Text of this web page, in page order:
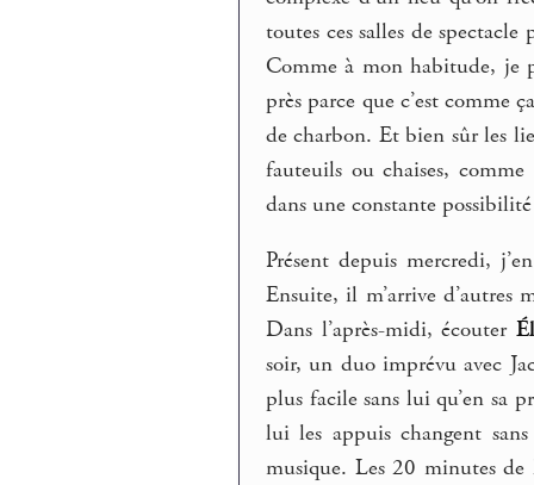
toutes ces salles de
Comme à mon habitude, je
près parce que c’est comme
de charbon. Et bien sûr les
fauteuils ou chaises,
dans une constante
Présent depuis mercredi,
Ensuite, il m’arrive
Dans l’après-midi, écouter
soir, un duo imprévu avec
plus facile sans lui qu’en sa
lui les appuis changent
musique. Les 20 minutes